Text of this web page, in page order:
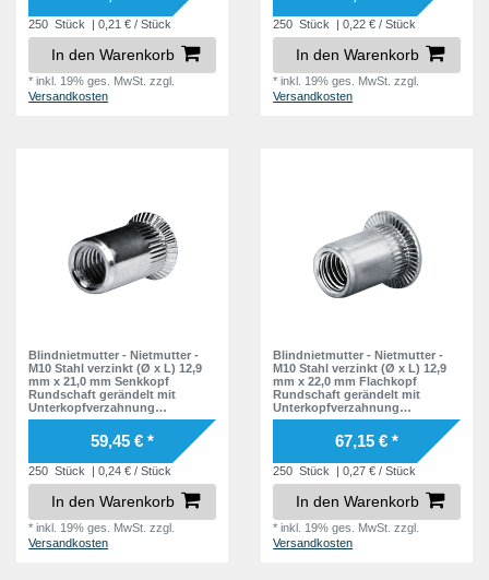
250 Stück | 0,21 € / Stück
In den Warenkorb
*inkl. 19% ges. MwSt. zzgl.
Versandkosten
250 Stück | 0,22 € / Stück
In den Warenkorb
*inkl. 19% ges. MwSt. zzgl.
Versandkosten
Blindnietmutter - Nietmutter -
M10 Stahl verzinkt (Ø x L) 12,9
mm x 21,0 mm Senkkopf
Rundschaft gerändelt mit
Unterkopfverzahnung
Schaftende offen Einziehmutter
Einnietmuttern - GO-NUT
59,45 € *
250 Stück | 0,24 € / Stück
In den Warenkorb
*inkl. 19% ges. MwSt. zzgl.
Versandkosten
Blindnietmutter - Nietmutter -
M10 Stahl verzinkt (Ø x L) 12,9
mm x 22,0 mm Flachkopf
Rundschaft gerändelt mit
Unterkopfverzahnung
Schaftende offen Einziehmutter
Einnietmuttern - GO-NUT
67,15 € *
250 Stück | 0,27 € / Stück
In den Warenkorb
*inkl. 19% ges. MwSt. zzgl.
Versandkosten